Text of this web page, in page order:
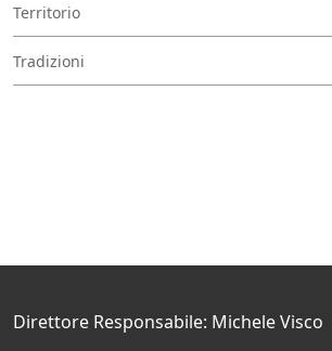
Territorio
Tradizioni
Direttore Responsabile: Michele Visco